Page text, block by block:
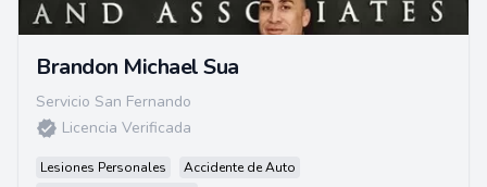
Brandon Michael Sua
Servicio San Fernando
Licencia Verificada
Lesiones Personales
Accidente de Auto